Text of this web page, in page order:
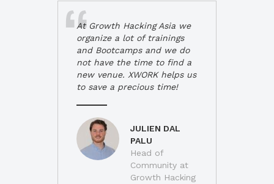
At Growth Hacking Asia we
organize a lot of trainings
and Bootcamps and we do
not have the time to find a
new venue. XWORK helps us
to save a precious time!
JULIEN DAL
PALU
Head of
Community at
Growth Hacking